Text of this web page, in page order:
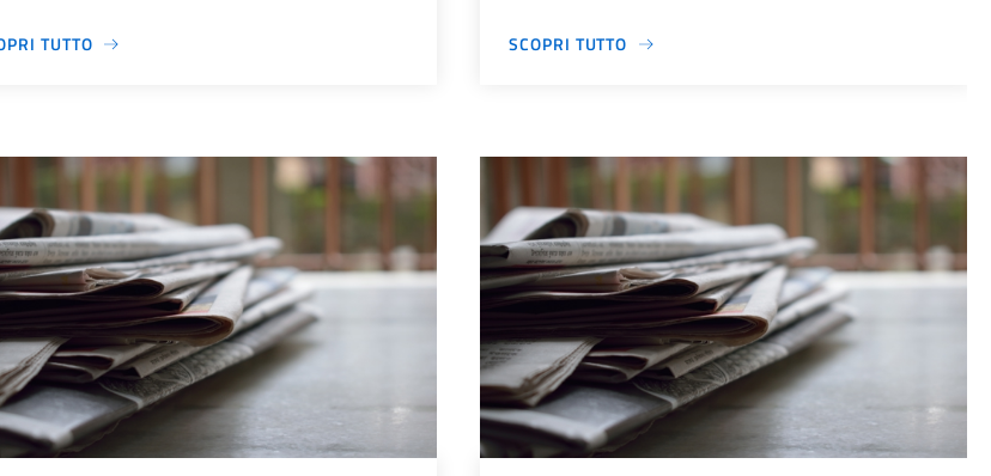
TUTTO SCOPRI TUTTO